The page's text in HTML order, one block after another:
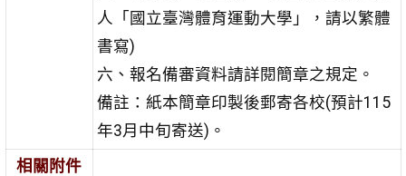
人「國立臺灣體育運動大學」，請以繁體
書寫)
六、報名備審資料請詳閱簡章之規定。
備註：紙本簡章印製後郵寄各校(預計115
年3月中旬寄送)。
相關附件